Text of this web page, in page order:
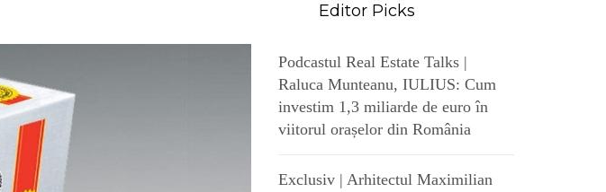
Editor Picks
Podcastul Real Estate Talks |
Raluca Munteanu, IULIUS: Cum
investim 1,3 miliarde de euro în
viitorul orașelor din România
Exclusiv | Arhitectul Maximilian